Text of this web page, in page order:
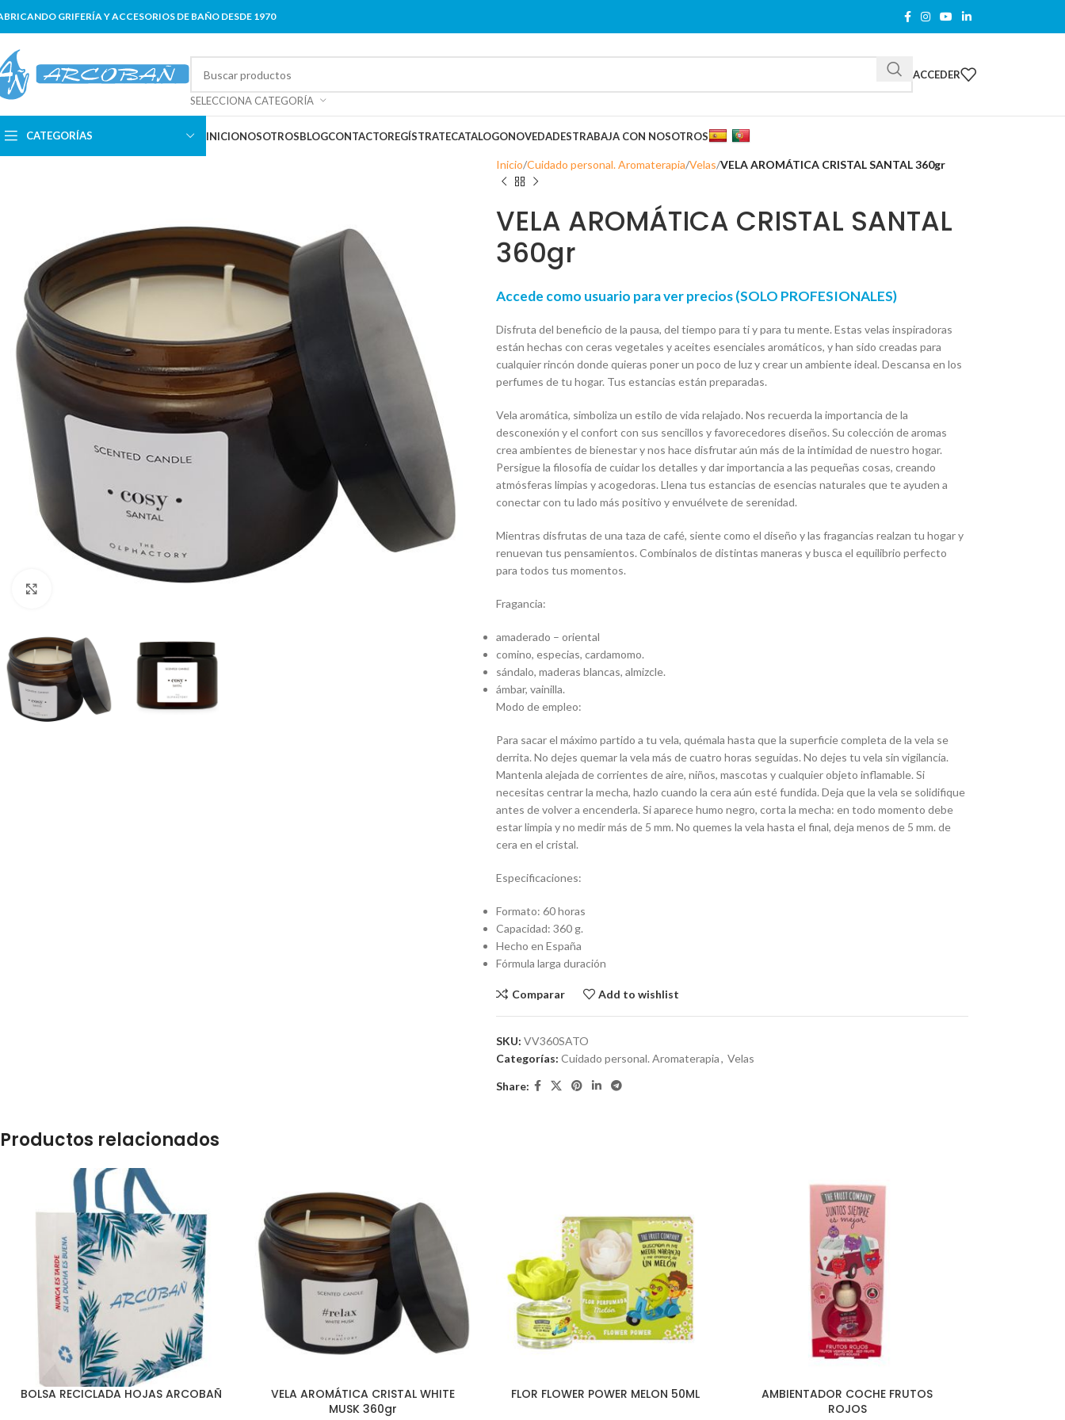
GRIFERÍA Y ACCESORIOS DE BAÑO DESDE 1970
SELECCIONA CATEGORÍA
ACCEDER
CATEGORÍAS INICIONOSOTROSBLOGCONTACTOREGÍSTRATECATALOGONOVEDADESTRABAJA CON NOSOTROS
Inicio Cuidado personal. Aromaterapia Velas VELA AROMÁTICA CRISTAL SANTAL 360gr
VELA AROMÁTICA CRISTAL SANTAL
360gr
Accede como usuario para ver precios (SOLO PROFESIONALES)
Disfruta del beneficio de la pausa, del tiempo para ti y para tu mente. Estas velas inspiradoras
están hechas con ceras vegetales y aceites esenciales aromáticos, y han sido creadas para
cualquier rincón donde quieras poner un poco de luz y crear un ambiente ideal. Descansa en los
perfumes de tu hogar. Tus estancias están preparadas.
Vela aromática, simboliza un estilo de vida relajado. Nos recuerda la importancia de la
desconexión y el confort con sus sencillos y favorecedores diseños. Su colección de aromas
crea ambientes de bienestar y nos hace disfrutar aún más de la intimidad de nuestro hogar.
Persigue la filosofía de cuidar los detalles y dar importancia a las pequeñas cosas, creando
atmósferas limpias y acogedoras. Llena tus estancias de esencias naturales que te ayuden a
conectar con tu lado más positivo y envuélvete de serenidad.
Mientras disfrutas de una taza de café, siente como el diseño y las fragancias realzan tu hogar y
renuevan tus pensamientos. Combínalos de distintas maneras y busca el equilibrio perfecto
para todos tus momentos.
Fragancia:
amaderado – oriental
comino, especias, cardamomo.
sándalo, maderas blancas, almizcle.
ámbar, vainilla.
Modo de empleo:
Para sacar el máximo partido a tu vela, quémala hasta que la superficie completa de la vela se
derrita. No dejes quemar la vela más de cuatro horas seguidas. No dejes tu vela sin vigilancia.
Mantenla alejada de corrientes de aire, niños, mascotas y cualquier objeto inflamable. Si
necesitas centrar la mecha, hazlo cuando la cera aún esté fundida. Deja que la vela se solidifique
antes de volver a encenderla. Si aparece humo negro, corta la mecha: en todo momento debe
estar limpia y no medir más de 5 mm. No quemes la vela hasta el final, deja menos de 5 mm. de
cera en el cristal.
Especificaciones:
Formato: 60 horas
Capacidad: 360 g.
Hecho en España
Fórmula larga duración
Comparar Add to wishlist
SKU: VV360SATO
Categorías: Cuidado personal. Aromaterapia, Velas
Share:
Productos relacionados
BOLSA RECICLADA HOJAS ARCOBAÑ
VELA AROMÁTICA CRISTAL WHITE
MUSK 360gr
FLOR FLOWER POWER MELON 50ML
AMBIENTADOR COCHE FRUTOS
ROJOS